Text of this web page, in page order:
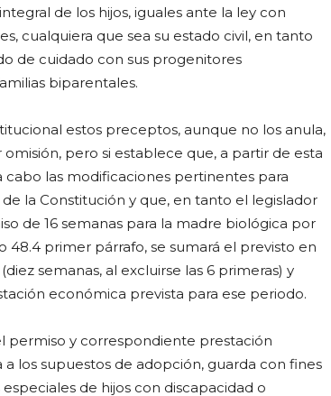
de los hijos, iguales ante la ley con
cualquiera que sea su estado civil, en tanto
de cuidado con sus progenitores
biparentales.
estos preceptos, aunque no los anula,
pero si establece que, a partir de esta
las modificaciones pertinentes para
la Constitución y que, en tanto el legislador
de 16 semanas para la madre biológica por
primer párrafo, se sumará el previsto en
semanas, al excluirse las 6 primeras) y
económica prevista para ese periodo.
permiso y correspondiente prestación
los supuestos de adopción, guarda con fines
de hijos con discapacidad o